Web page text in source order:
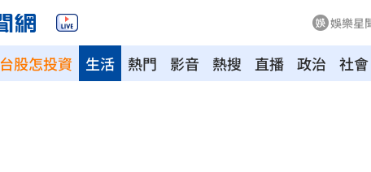
娛樂星
台股怎投資 熱門 影音 熱搜 直播 政治 社會
生活